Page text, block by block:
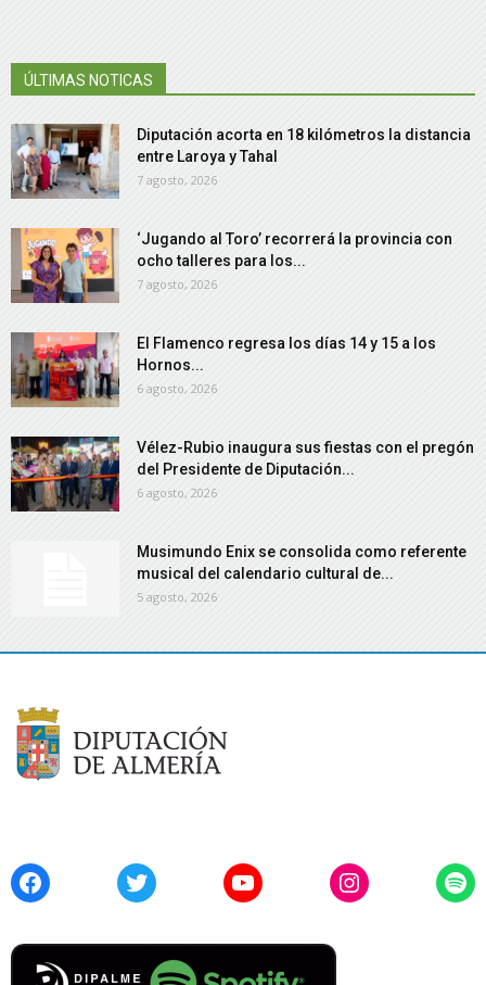
ÚLTIMAS NOTICAS
Diputación acorta en 18 kilómetros la distancia
entre Laroya y Tahal
7 agosto, 2026
‘Jugando al Toro’ recorrerá la provincia con
ocho talleres para los...
7 agosto, 2026
El Flamenco regresa los días 14 y 15 a los
Hornos...
6 agosto, 2026
Vélez-Rubio inaugura sus fiestas con el pregón
del Presidente de Diputación...
6 agosto, 2026
Musimundo Enix se consolida como referente
musical del calendario cultural de...
5 agosto, 2026
FacebookTwitter YouTubeInstagram